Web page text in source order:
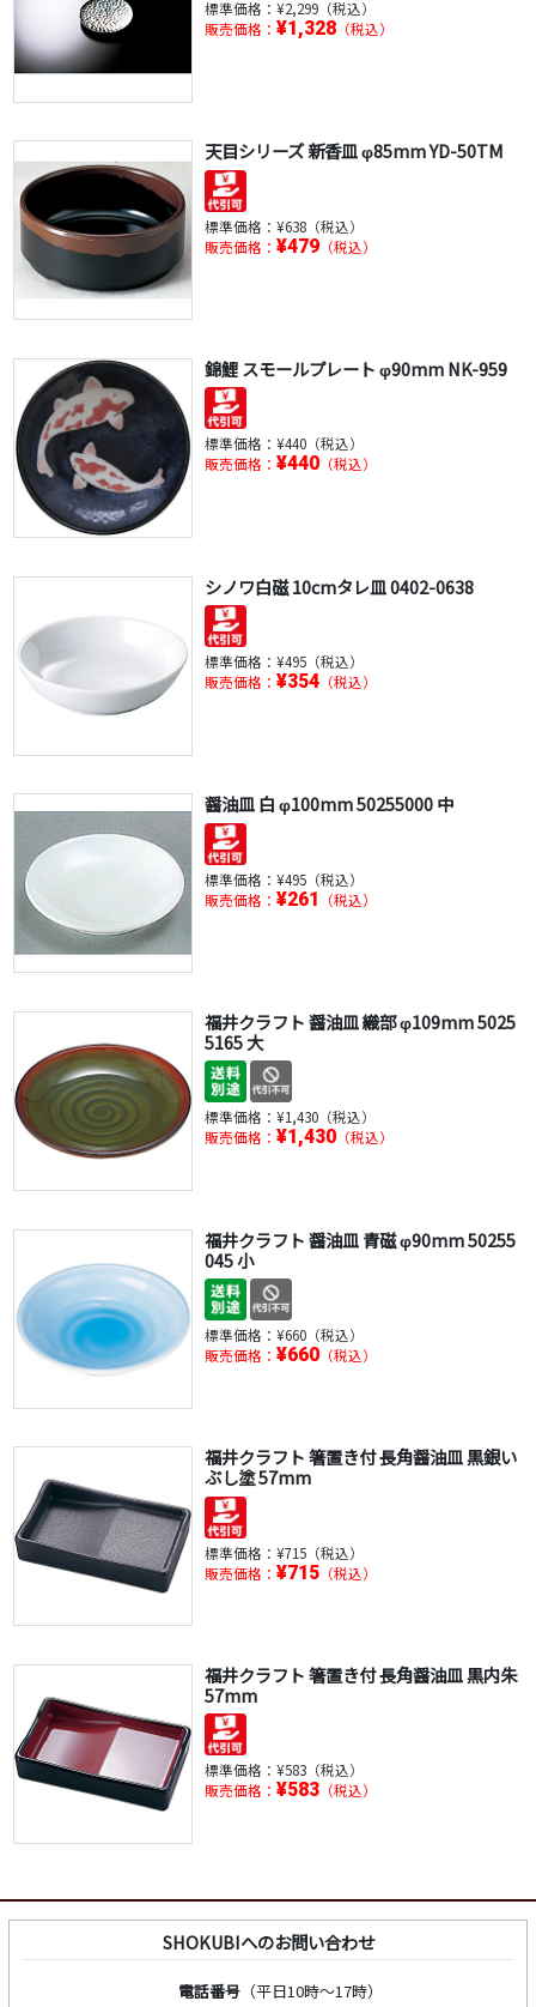
標準価格： ¥2,299（税込）
販売価格： ¥1,328（税込）
天目シリーズ 新香皿 φ85mm YD-50TM
標準価格： ¥638（税込）
販売価格： ¥479（税込）
錦鯉 スモールプレート φ90mm NK-959
標準価格： ¥440（税込）
販売価格： ¥440（税込）
シノワ白磁 10cmタレ皿 0402-0638
標準価格： ¥495（税込）
販売価格： ¥354（税込）
醤油皿 白 φ100mm 50255000 中
標準価格： ¥495（税込）
販売価格： ¥261 （税込）
福井クラフト 醤油皿 織部 φ109mm 5025
5165 大
標準価格： ¥1,430（税込）
販売価格： ¥1,430（税込）
福井クラフト 醤油皿 青磁 φ90mm 50255
045 小
標準価格： ¥660（税込）
販売価格： ¥660（税込）
福井クラフト 箸置き付 長角醤油皿 黒銀い
ぶし塗 57mm
標準価格： ¥715（税込）
販売価格： ¥715（税込）
福井クラフト 箸置き付 長角醤油皿 黒内朱
57mm
標準価格： ¥583（税込）
販売価格： ¥583（税込）
SHOKUBIへのお問い合わせ
電話番号（平日10時～17時）